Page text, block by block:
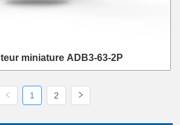
miniature ADB3-63-2P
1 2